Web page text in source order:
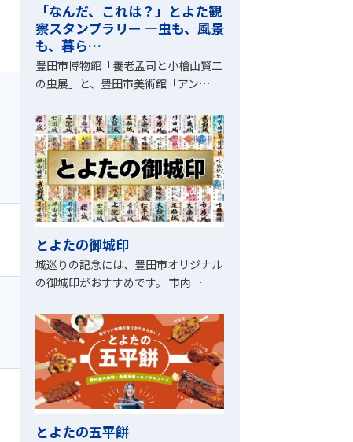
「なんだ、これは？」とよた観
察スタンプラリー ―虫も、風景
も、暮ら…
豊田市博物館「養老孟司と小檜山賢二
の虫展」と、豊田市美術館「アン…
とよたの御城印
城巡りの記念には、豊田市オリジナル
の御城印がおすすめです。 市内…
とよたの五平餅